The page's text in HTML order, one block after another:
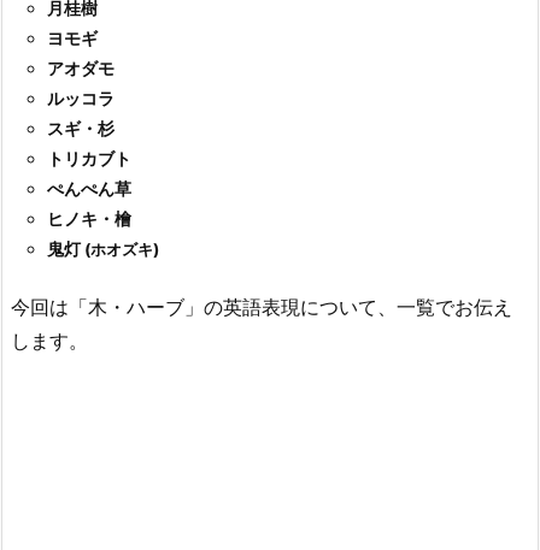
月桂樹
ヨモギ
アオダモ
ルッコラ
スギ・杉
トリカブト
ぺんぺん草
ヒノキ・檜
鬼灯(ホオズキ)
今回は「木・ハーブ」の英語表現について、一覧でお伝え
します。